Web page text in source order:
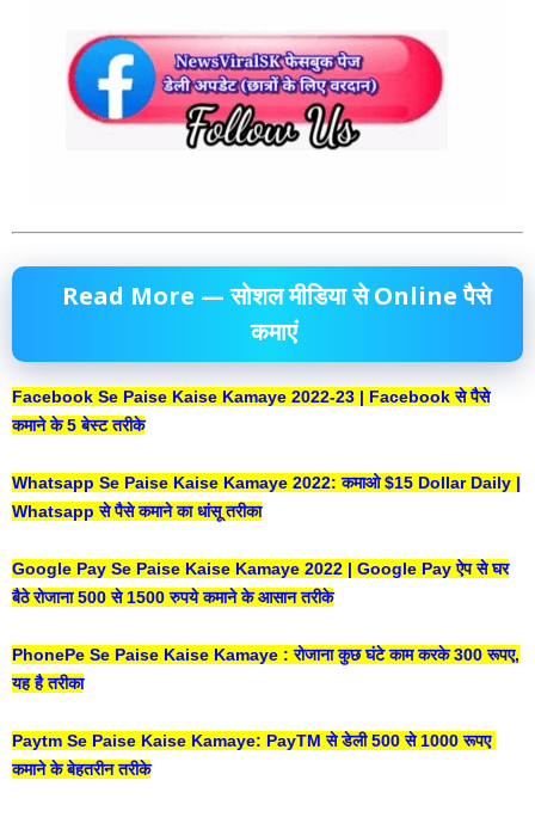
Read More — सोशल मीडिया से Online पैसे
कमाएं
Facebook Se Paise Kaise Kamaye 2022-23 | Facebook से पैसे
कमाने के 5 बेस्ट तरीके
Whatsapp Se Paise Kaise Kamaye 2022: कमाओ $15 Dollar Daily |
Whatsapp से पैसे कमाने का धांसू तरीका
Google Pay Se Paise Kaise Kamaye 2022 | Google Pay ऐप से घर
बैठे रोजाना 500 से 1500 रुपये कमाने के आसान तरीके
PhonePe Se Paise Kaise Kamaye : रोजाना कुछ घंटे काम करके 300 रूपए,
यह है तरीका
Paytm Se Paise Kaise Kamaye: PayTM से डेली 500 से 1000 रूपए
कमाने के बेहतरीन तरीके